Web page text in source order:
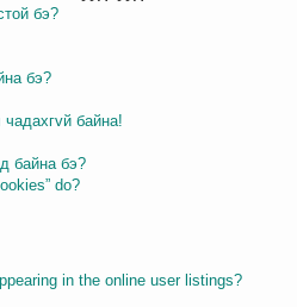
бэ?
бэ?
чадахгvй байна!
байна бэ?
do?
in the online user listings?